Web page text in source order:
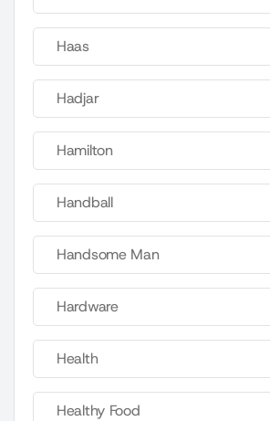
Haas
Hadjar
Hamilton
Handball
Handsome Man
Hardware
Health
Healthy Food